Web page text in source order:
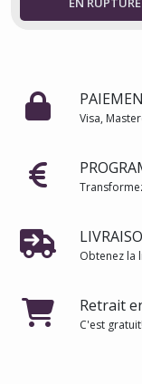
Visa,
Obtenez la
Retrait
C'est